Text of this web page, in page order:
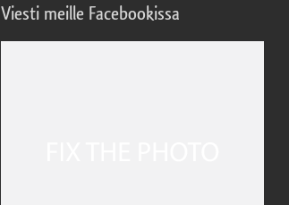
Viesti meille Facebookissa